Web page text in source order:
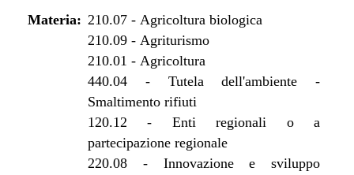
Materia: 210.07- Agricoltura biologica
210.09- Agriturismo
210.01 - Agricoltura
440.04- Tutela dell'ambiente -
Smaltimento rifiuti
120.12 - Enti regionali o a
partecipazione regionale
220.08- Innovazione e sviluppo